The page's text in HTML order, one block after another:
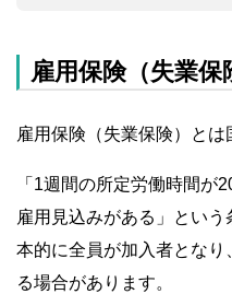
雇用保険（失業保
雇用保険（失業保険）とは
「1週間の所定労働時間が
雇用見込みがある」とい
本的に全員が加入者とな
る場合があります。